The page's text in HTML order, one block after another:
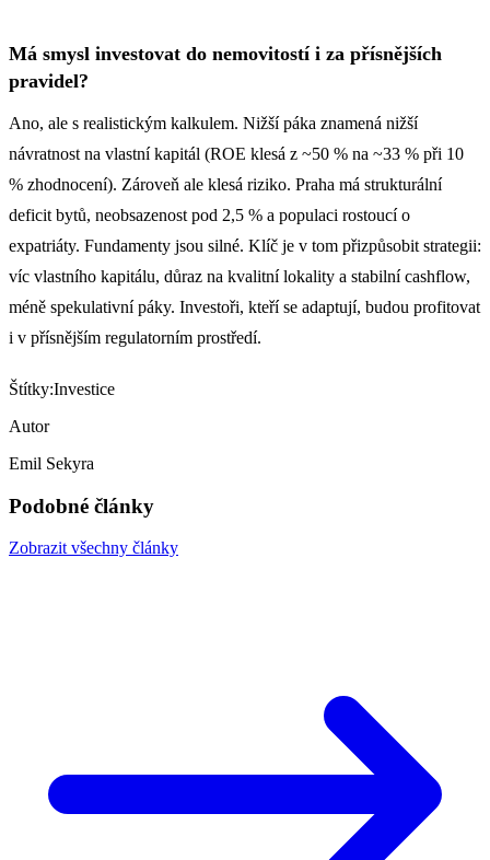
Má smysl investovat do nemovitostí i za přísnějších
pravidel?
Ano, ale s realistickým kalkulem. Nižší páka znamená nižší
návratnost na vlastní kapitál (ROE klesá z ~50 % na ~33 % při 10
% zhodnocení). Zároveň ale klesá riziko. Praha má strukturální
deficit bytů, neobsazenost pod 2,5 % a populaci rostoucí o
expatriáty. Fundamenty jsou silné. Klíč je v tom přizpůsobit strategii:
víc vlastního kapitálu, důraz na kvalitní lokality a stabilní cashflow,
méně spekulativní páky. Investoři, kteří se adaptují, budou profitovat
i v přísnějším regulatorním prostředí.
Štítky:Investice
Autor
Emil Sekyra
Podobné články
Zobrazit všechny články